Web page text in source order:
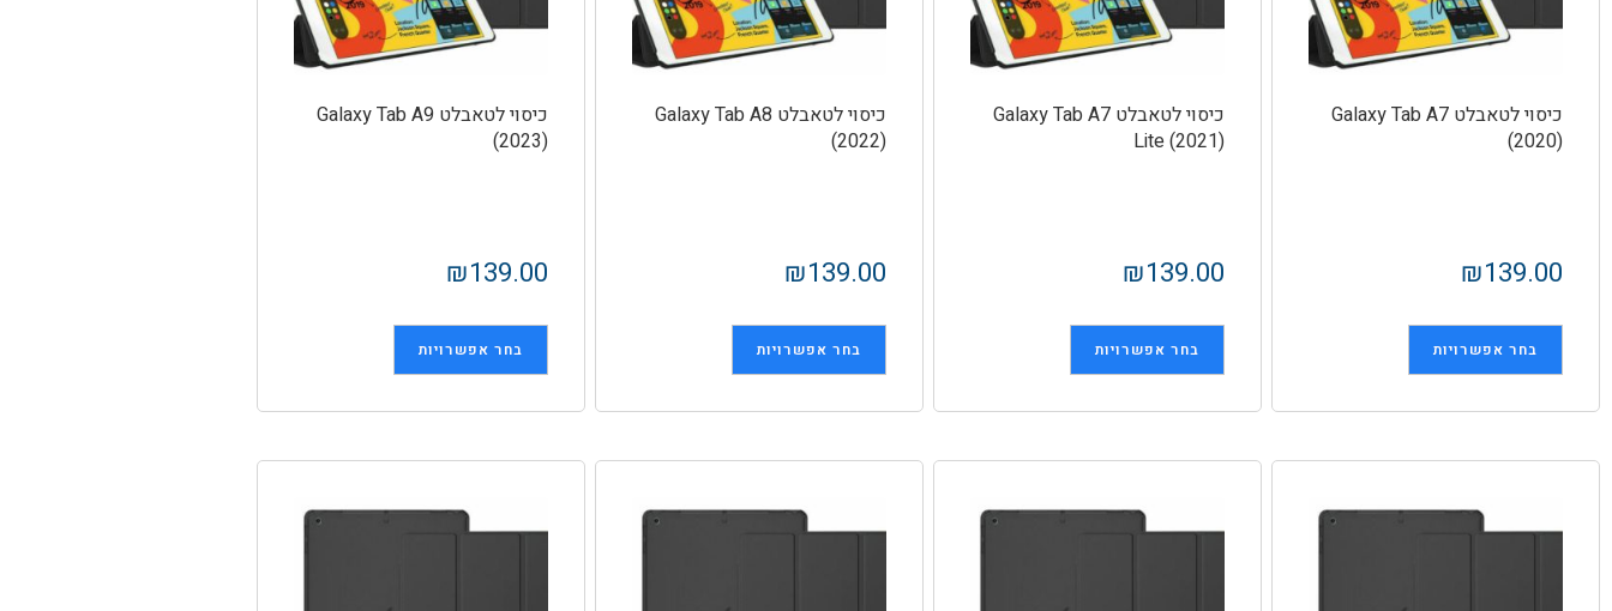
כיסוי לטאבלט Galaxy Tab A7
(2020)
₪139.00
בחר אפשרויות
כיסוי לטאבלט Galaxy Tab A7
Lite (2021)
₪139.00
בחר אפשרויות
כיסוי לטאבלט Galaxy Tab A8
(2022)
₪139.00
בחר אפשרויות
כיסוי לטאבלט Galaxy Tab A9
(2023)
₪139.00
בחר אפשרויות